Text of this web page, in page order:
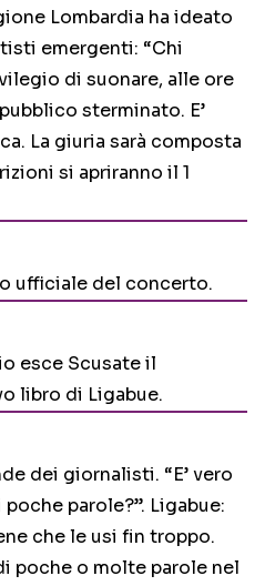
Lombardia ha ideato
emergenti: “Chi
di suonare, alle ore
sterminato. E’
La giuria sarà composta
si apriranno il 1
ufficiale del concerto.
esce Scusate il
libro di Ligabue.
dei giornalisti. “E’ vero
parole?”. Ligabue:
che le usi fin troppo.
poche o molte parole nel